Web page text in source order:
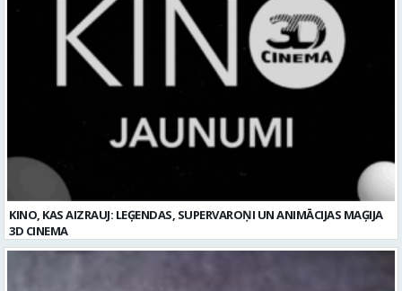
KINO, KAS AIZRAUJ: LEĢENDAS, SUPERVAROŅI UN ANIMĀCIJAS MAĢIJA
3D CINEMA